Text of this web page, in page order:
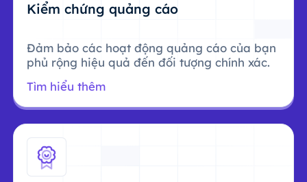
Kiểm chứng quảng cáo
Đảm bảo các hoạt động quảng cáo của bạn
phủ rộng hiệu quả đến đối tượng chính xác.
Tìm hiểu thêm